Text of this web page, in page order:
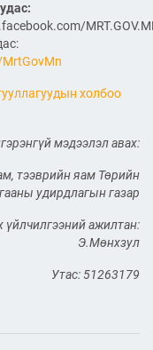
Агаарын
хэлэлцээрийг
АЛБАН
АЮУЛГҮЙ
ТҮЛШНИЙ НӨӨЦ
АЖЛЫГ
холбоо
мэдээлэл авах:
тээврийн яам Төрийн
удирдлагын газар
үйлчилгээний ажилтан:
Э.Мөнхзул
Утас: 51263179